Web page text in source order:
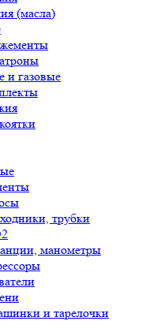
(масла)
газовые
трубки
манометры
и тарелочки